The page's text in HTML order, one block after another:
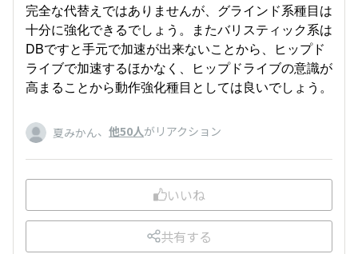
完全な代替えではありませんが、グラインド系種目は
十分に強化できるでしょう。またバリスティック系は
DBですと手元で加速が出来ないことから、ヒップド
ライブで加速するほかなく、ヒップドライブの意識が
高まることから動作強化種目としては良いでしょう。
夏みかん、 他50人がリアクション
いいね
共有する